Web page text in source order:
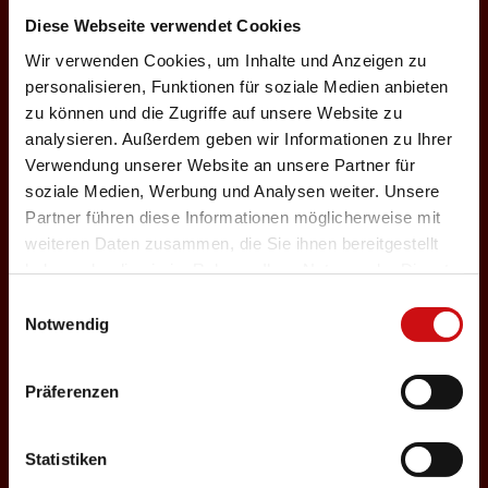
Diese Webseite verwendet Cookies
Wir verwenden Cookies, um Inhalte und Anzeigen zu
personalisieren, Funktionen für soziale Medien anbieten
zu können und die Zugriffe auf unsere Website zu
analysieren. Außerdem geben wir Informationen zu Ihrer
Verwendung unserer Website an unsere Partner für
soziale Medien, Werbung und Analysen weiter. Unsere
Partner führen diese Informationen möglicherweise mit
weiteren Daten zusammen, die Sie ihnen bereitgestellt
Notwendig
Präferenzen
Statistiken
e
r
u
24.01.2027
Sonntag, 18:00 Uhr
Einlass: 16:30
ABENDPROGRAMM
Nosferatu
Auswählen
Mittwoch, 19:30 Uhr